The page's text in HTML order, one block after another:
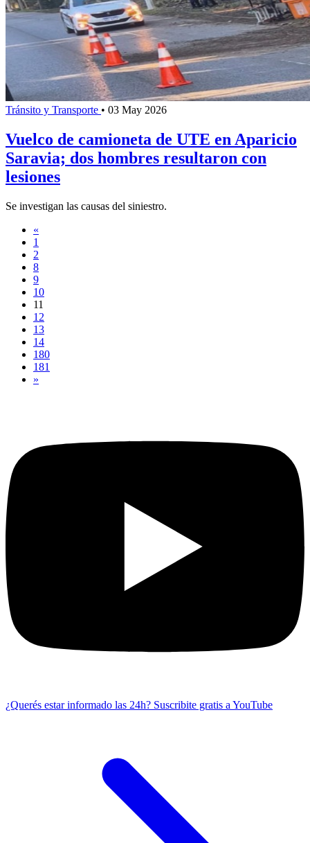
Tránsito y Transporte • 03 May 2026
Vuelco de camioneta de UTE en Aparicio
Saravia; dos hombres resultaron con
lesiones
Se investigan las causas del siniestro.
«
1
2
8
9
10
11
12
13
14
180
181
»
¿Querés estar informado las 24h? Suscribite gratis a YouTube